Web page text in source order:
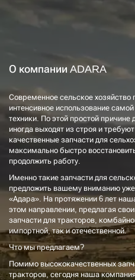
О компании ADARA
Современное сельское хозяйство
интенсивное использование
техники. По этой простой
иногда выходят из строя и
качественные запчасти для
максимально быстро
продолжить работу.
Именно такие запчасти для
предложить вашему вниманию уже
«Адара». На протяжении 6 лет
этом направлении, предлагая
запчасти для тракторов,
импортной, так и отечественной.
Что мы предлагаем?
Помимо высококачественных
тракторов, сегодня наша